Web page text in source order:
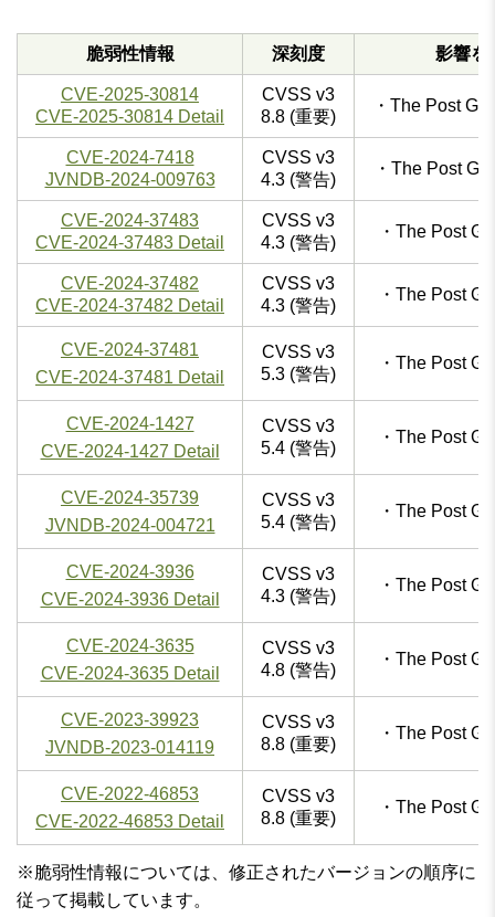
脆弱性情報 深刻度 影響を
CVE-2025-30814
CVE-2025-30814 Detail
CVSS v3
8.8 (重要)
・The Post
CVE-2024-7418
JVNDB-2024-009763
CVSS v3
4.3 (警告)
・The Post
CVE-2024-37483
CVE-2024-37483 Detail
CVSS v3
4.3 (警告)
・The Post
CVE-2024-37482
CVE-2024-37482 Detail
CVSS v3
4.3 (警告)
・The Post
CVE-2024-37481
CVE-2024-37481 Detail
CVSS v3
5.3 (警告)
・The Post
CVE-2024-1427
CVE-2024-1427 Detail
CVSS v3
5.4 (警告)
・The Post
CVE-2024-35739
JVNDB-2024-004721
CVSS v3
5.4 (警告)
・The Post
CVE-2024-3936
CVE-2024-3936 Detail
CVSS v3
4.3 (警告)
・The Post
CVE-2024-3635
CVE-2024-3635 Detail
CVSS v3
4.8 (警告)
・The Post
CVE-2023-39923
JVNDB-2023-014119
CVSS v3
8.8 (重要)
・The Post
CVE-2022-46853
CVE-2022-46853 Detail
CVSS v3
8.8 (重要)
・The Post
※脆弱性情報については、修正されたバージョンの順序に
従って掲載しています。